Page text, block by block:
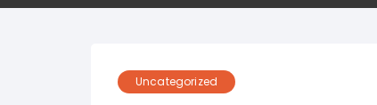
Uncategorized